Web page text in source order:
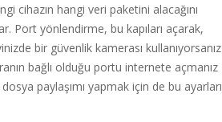
cihazın hangi veri paketini alacağını
Port yönlendirme, bu kapıları açarak,
bir güvenlik kamerası kullanıyorsanız
bağlı olduğu portu internete açmanız
paylaşımı yapmak için de bu ayarları